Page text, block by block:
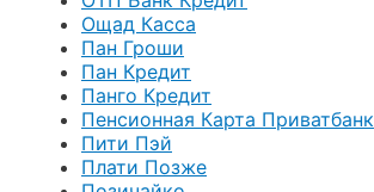
Ощад Касса
Пан Гроши
Пан Кредит
Панго Кредит
Пенсионная Карта Приватбанк
Пити Пэй
Плати Позже